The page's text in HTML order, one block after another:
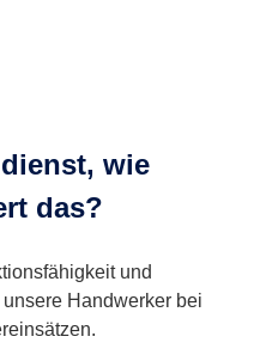
wie
das?
und
Handwerker bei